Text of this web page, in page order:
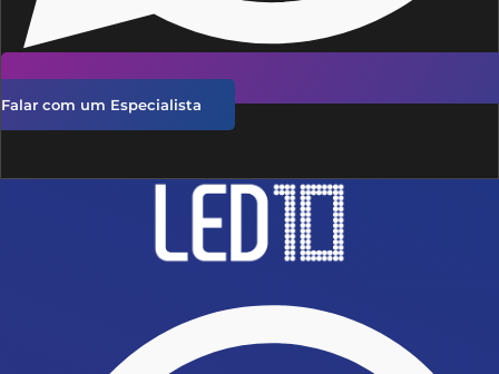
Falar com um Especialista